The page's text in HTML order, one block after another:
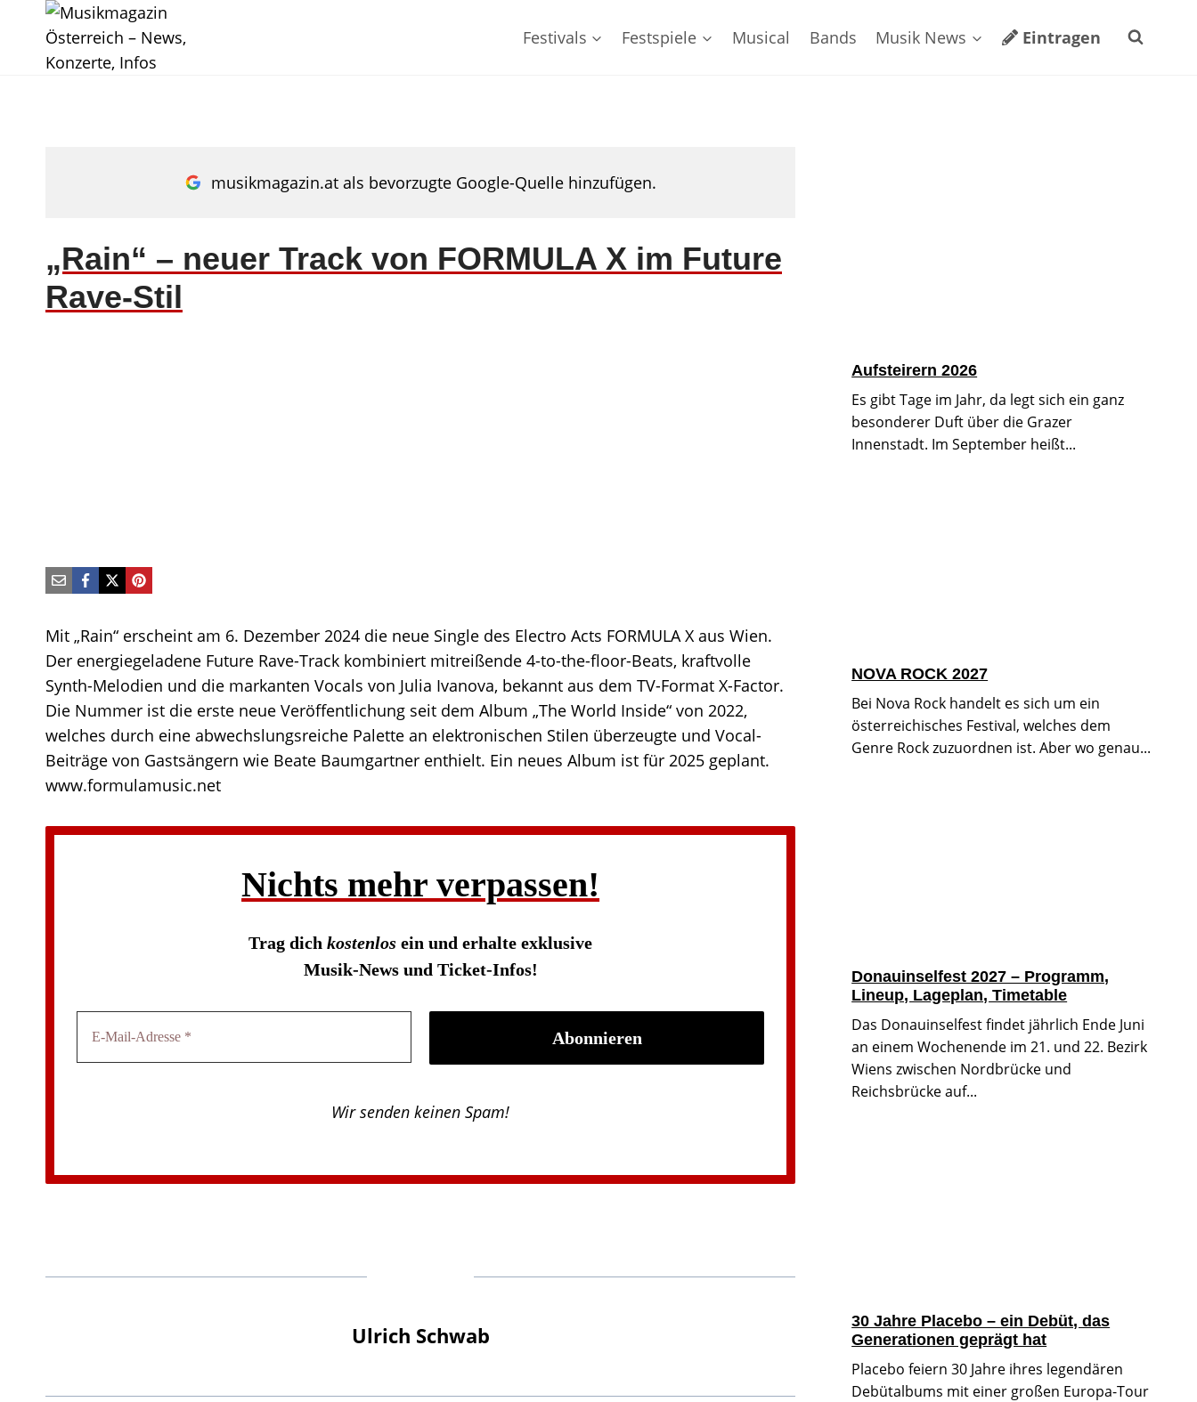
springen
Festivals Festspiele Musical Bands Musik News Eintragen
musikmagazin.at als bevorzugte Google-Quelle hinzufügen.
„Rain“ – neuer Track von FORMULA X im Future
Rave-Stil
Mit „Rain“ erscheint am 6. Dezember 2024 die neue Single des Electro Acts FORMULA X aus Wien.
Der energiegeladene Future Rave-Track kombiniert mitreißende 4-to-the-floor-Beats, kraftvolle
Synth-Melodien und die markanten Vocals von Julia Ivanova, bekannt aus dem TV-Format X-Factor.
Die Nummer ist die erste neue Veröffentlichung seit dem Album „The World Inside“ von 2022,
welches durch eine abwechslungsreiche Palette an elektronischen Stilen überzeugte und Vocal-
Beiträge von Gastsängern wie Beate Baumgartner enthielt. Ein neues Album ist für 2025 geplant.
www.formulamusic.net
Nichts mehr verpassen!
Trag dichkostenlosein und erhalte exklusive
Musik-News und Ticket-Infos!
Wir senden keinen Spam!
Ulrich Schwab
Aufsteirern 2026
Es gibt Tage im Jahr, da legt sich ein ganz
besonderer Duft über die Grazer
Innenstadt. Im September heißt...
NOVA ROCK 2027
Bei Nova Rock handelt es sich um ein
österreichisches Festival, welches dem
Genre Rock zuzuordnen ist. Aber wo genau...
Donauinselfest 2027 – Programm,
Lineup, Lageplan, Timetable
Das Donauinselfest findet jährlich Ende Juni
an einem Wochenende im 21. und 22. Bezirk
Wiens zwischen Nordbrücke und
Reichsbrücke auf...
30 Jahre Placebo – ein Debüt, das
Generationen geprägt hat
Placebo feiern 30 Jahre ihres legendären
Debütalbums mit einer großen Europa-Tour